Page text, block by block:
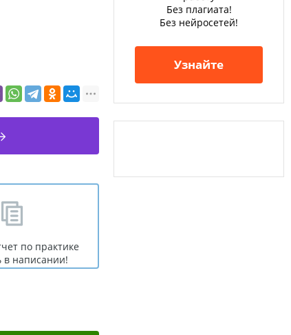
по практике
написании!
Без плагиата!
Без нейросетей!
Узнайте